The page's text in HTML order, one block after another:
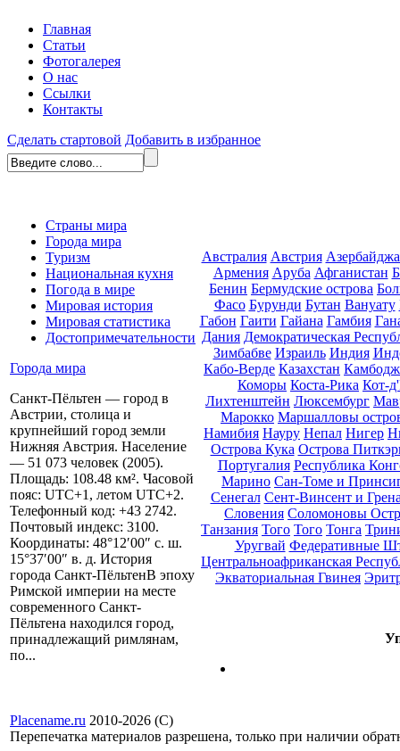
Главная
Статьи
Фотогалерея
О нас
Ссылки
Контакты
Сделать стартовой Добавить в избранное
Страны мира
Города мира
Туризм
Национальная кухня
Погода в мире
Мировая история
Мировая статистика
Достопримечательности
Города мира
Санкт-Пёльтен — город в
Австрии, столица и
крупнейший город земли
Нижняя Австрия. Население
— 51 073 человек (2005).
Площадь: 108.48 км². Часовой
пояс: UTC+1, летом UTC+2.
Телефонный код: +43 2742.
Почтовый индекс: 3100.
Координаты: 48°12′00″ с. ш.
15°37′00″ в. д. История
города Санкт-ПёльтенВ эпоху
Римской империи на месте
современного Санкт-
Пёльтена находился город,
принадлежащий римлянам,
по...
Австралия Австрия
Армения Аруба Афганистан
Бенин Бермудские острова
Фасо Бурунди Бутан Вануату
Габон Гаити Гайана Гамбия
Дания Демократическая
Зимбабве Израиль Индия
Кабо-Верде Казахстан
Коморы Коста-Рика Кот-
Лихтенштейн Люксембург
Марокко Маршалловы
Намибия Науру Непал Нигер
Острова Кука Острова
Португалия Республика
Марино Сан-Томе и
Сенегал Сент-Винсент и
Словения Соломоновы
Танзания Того Того Тонга
Уругвай Федеративные
Центральноафриканская
Экваториальная Гвинея
Placename.ru 2010-2026 (С)
Перепечатка материалов разрешена, только при наличии